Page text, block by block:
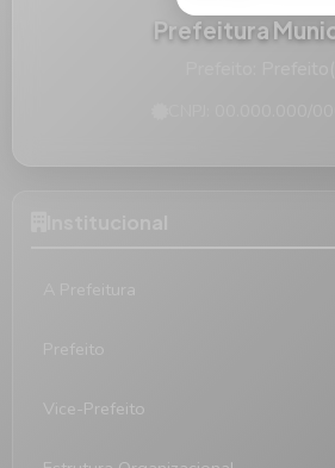
Prefeitura
Vice-Prefeito